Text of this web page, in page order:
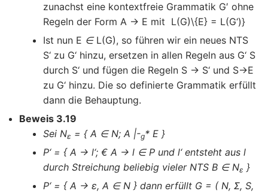
zunachst eine kontextfreie Grammatik G′ ohne
Regeln der Form A → E mit L(G)\{E} = L(G‘)}
Ist nun E ∈L(G), so führen wir ein neues NTS
S‘ zu G‘ hinzu, ersetzen in allen Regeln aus G‘ S
durch S‘ und fügen die Regeln S → S‘ und S→E
zu G‘ hinzu. Die so definierte Grammatik erfüllt
dann die Behauptung.
Beweis 3.19
Sei Nε = { A ∈ N; A |-g* E }
P‘ = { A → l‘; € A → l ∈ P und l‘ entsteht aus l
durch Streichung beliebig vieler NTS B ∈ Nε }
P‘ = { A → ε, A ∈ N } dann erfüllt G = ( N, Σ, S,